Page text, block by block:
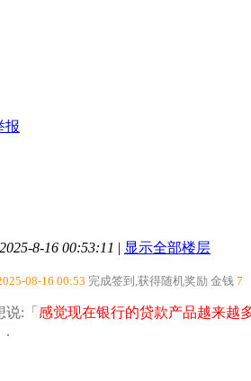
报
8-16 00:53:11 | 显示全部楼层
08-16 00:53 完成签到,获得随机奖励 金钱 7
:「 感觉现在银行的贷款产品越来越
.